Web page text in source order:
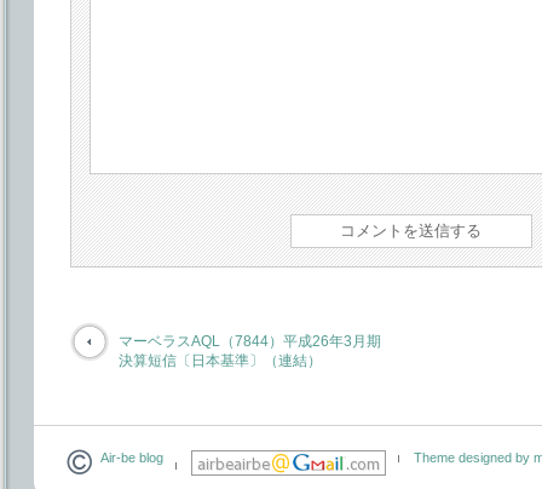
マーベラスAQL（7844）平成26年3月期
決算短信〔日本基準〕（連結）
Air-be blog Theme designed by